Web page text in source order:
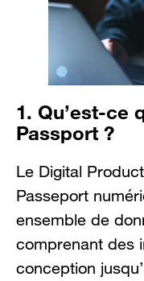
1. Qu’est-ce
Passport ?
Le Digital
Passeport
ensemble de
comprenant des
conception